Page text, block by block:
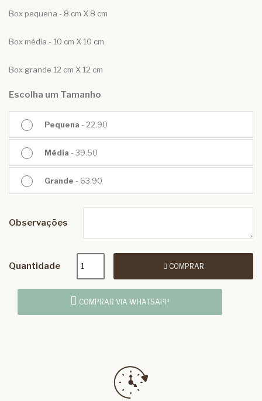
Box pequena - 8 cm X 8 cm
Box média - 10 cm X 10 cm
Box grande 12 cm X 12 cm
Escolha um Tamanho
Pequena - 22.90
Média - 39.50
Grande - 63.90
Observações
Quantidade COMPRAR
COMPRAR VIA WHATSAPP